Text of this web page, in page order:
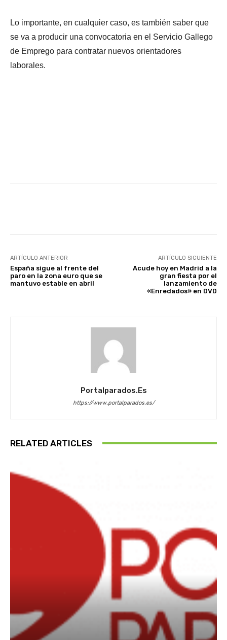
Lo importante, en cualquier caso, es también saber que
se va a producir una convocatoria en el Servicio Gallego
de Emprego para contratar nuevos orientadores
laborales.
ARTÍCULO ANTERIOR
España sigue al frente del
paro en la zona euro que se
mantuvo estable en abril
ARTÍCULO SIGUIENTE
Acude hoy en Madrid a la
gran fiesta por el
lanzamiento de
«Enredados» en DVD
Portalparados.es
https://www.portalparados.es/
RELATED ARTICLES